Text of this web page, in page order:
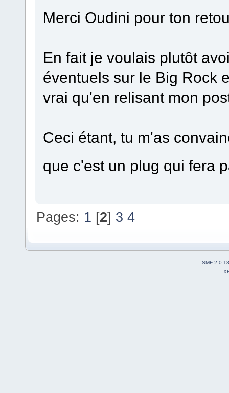
Merci Oudini pour ton
En fait je voulais plutôt
éventuels sur le Big Rock
vrai qu'en relisant mon
Ceci étant, tu m'as
que c'est un plug qui fera
Pages: 1 [2] 3 4
SMF 2.0.18